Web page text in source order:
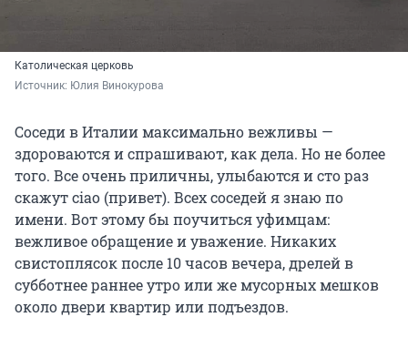
Католическая церковь
Источник: Юлия Винокурова
Соседи в Италии максимально вежливы —
здороваются и спрашивают, как дела. Но не более
того. Все очень приличны, улыбаются и сто раз
скажут ciao (привет). Всех соседей я знаю по
имени. Вот этому бы поучиться уфимцам:
вежливое обращение и уважение. Никаких
свистоплясок после 10 часов вечера, дрелей в
субботнее раннее утро или же мусорных мешков
около двери квартир или подъездов.